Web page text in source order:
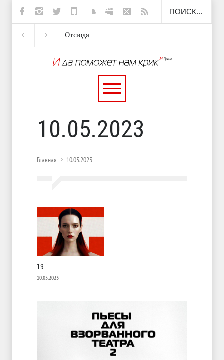
Отсюда
10.05.2023
Главная 10.05.2023
19
10.05.2023